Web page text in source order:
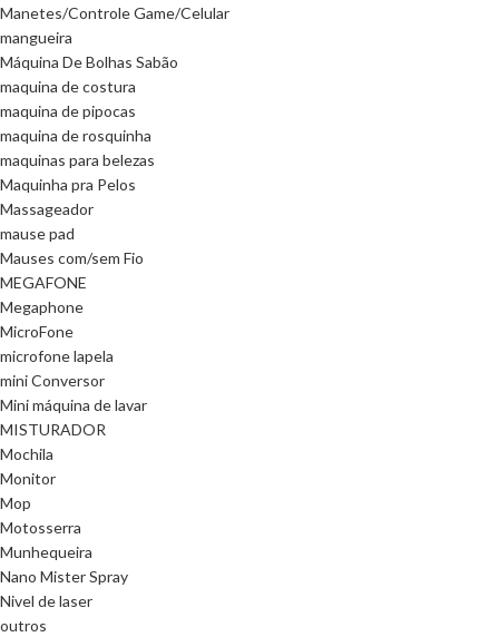
Manetes/Controle Game/Celular
mangueira
Máquina De Bolhas Sabão
maquina de costura
maquina de pipocas
maquina de rosquinha
maquinas para belezas
Maquinha pra Pelos
Massageador
mause pad
Mauses com/sem Fio
MEGAFONE
Megaphone
MicroFone
microfone lapela
mini Conversor
Mini máquina de lavar
MISTURADOR
Mochila
Monitor
Mop
Motosserra
Munhequeira
Nano Mister Spray
Nivel de laser
outros